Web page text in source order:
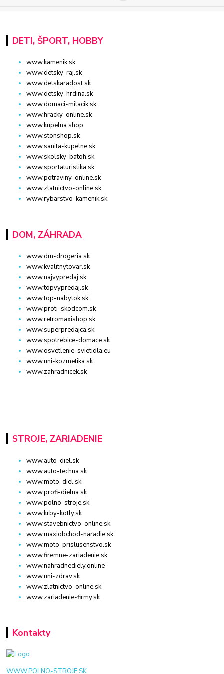
DETI, ŠPORT, HOBBY
www.kamenik.sk
www.detsky-raj.sk
www.detskaradost.sk
www.detsky-hrdina.sk
www.domaci-milacik.sk
www.hracky-online.sk
www.kupelna.shop
www.stonshop.sk
www.sanita-kupelne.sk
www.skolsky-batoh.sk
www.sportaturistika.sk
www.potraviny-online.sk
www.zlatnictvo-online.sk
www.rybarstvo-kamenik.sk
DOM, ZÁHRADA
www.dm-drogeria.sk
www.kvalitnytovar.sk
www.najvypredaj.sk
www.topvypredaj.sk
www.top-nabytok.sk
www.proti-skodcom.sk
www.retromaxishop.sk
www.superpredajca.sk
www.spotrebice-domace.sk
www.osvetlenie-svietidla.eu
www.uni-kozmetika.sk
www.zahradnicek.sk
STROJE, ZARIADENIE
www.auto-diel.sk
www.auto-techna.sk
www.moto-diel.sk
www.profi-dielna.sk
www.polno-stroje.sk
www.krby-kotly.sk
www.stavebnictvo-online.sk
www.maxiobchod-naradie.sk
www.moto-prislusenstvo.sk
www.firemne-zariadenie.sk
www.nahradnediely.online
www.uni-zdrav.sk
www.zlatnictvo-online.sk
www.zariadenie-firmy.sk
Kontakty
WWW.POLNO-STROJE.SK